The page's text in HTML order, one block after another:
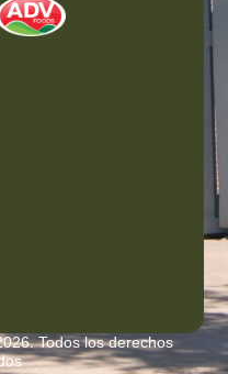
Todos los derechos